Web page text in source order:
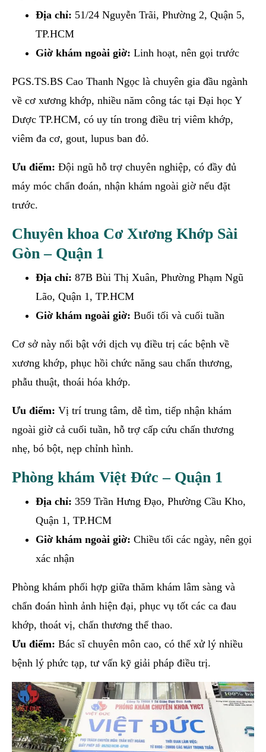
Địa chỉ: 51/24 Nguyễn Trãi, Phường 2, Quận 5,
TP.HCM
Giờ khám ngoài giờ: Linh hoạt, nên gọi trước
PGS.TS.BS Cao Thanh Ngọc là chuyên gia đầu ngành
về cơ xương khớp, nhiều năm công tác tại Đại học Y
Dược TP.HCM, có uy tín trong điều trị viêm khớp,
viêm đa cơ, gout, lupus ban đỏ.
Ưu điểm: Đội ngũ hỗ trợ chuyên nghiệp, có đầy đủ
máy móc chẩn đoán, nhận khám ngoài giờ nếu đặt
trước.
Chuyên khoa Cơ Xương Khớp Sài
Gòn – Quận 1
Địa chỉ: 87B Bùi Thị Xuân, Phường Phạm Ngũ
Lão, Quận 1, TP.HCM
Giờ khám ngoài giờ: Buổi tối và cuối tuần
Cơ sở này nổi bật với dịch vụ điều trị các bệnh về
xương khớp, phục hồi chức năng sau chấn thương,
phẫu thuật, thoái hóa khớp.
Ưu điểm: Vị trí trung tâm, dễ tìm, tiếp nhận khám
ngoài giờ cả cuối tuần, hỗ trợ cấp cứu chấn thương
nhẹ, bó bột, nẹp chỉnh hình.
Phòng khám Việt Đức – Quận 1
Địa chỉ: 359 Trần Hưng Đạo, Phường Cầu Kho,
Quận 1, TP.HCM
Giờ khám ngoài giờ: Chiều tối các ngày, nên gọi
xác nhận
Phòng khám phối hợp giữa thăm khám lâm sàng và
chẩn đoán hình ảnh hiện đại, phục vụ tốt các ca đau
khớp, thoát vị, chấn thương thể thao.
Ưu điểm: Bác sĩ chuyên môn cao, có thể xử lý nhiều
bệnh lý phức tạp, tư vấn kỹ giải pháp điều trị.